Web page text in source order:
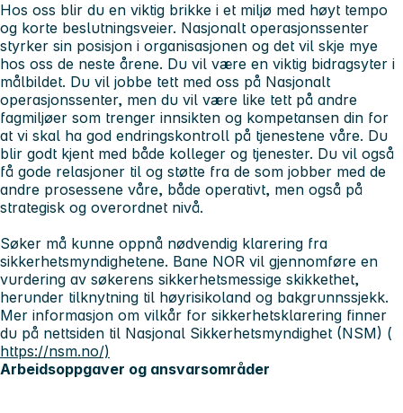
Hos oss blir du en viktig brikke i et miljø med høyt tempo
og korte beslutningsveier. Nasjonalt operasjonssenter
styrker sin posisjon i organisasjonen og det vil skje mye
hos oss de neste årene. Du vil være en viktig bidragsyter i
målbildet. Du vil jobbe tett med oss på Nasjonalt
operasjonssenter, men du vil være like tett på andre
fagmiljøer som trenger innsikten og kompetansen din for
at vi skal ha god endringskontroll på tjenestene våre. Du
blir godt kjent med både kolleger og tjenester. Du vil også
få gode relasjoner til og støtte fra de som jobber med de
andre prosessene våre, både operativt, men også på
strategisk og overordnet nivå.
Søker må kunne oppnå nødvendig klarering fra
sikkerhetsmyndighetene. Bane NOR vil gjennomføre en
vurdering av søkerens sikkerhetsmessige skikkethet,
herunder tilknytning til høyrisikoland og bakgrunnssjekk.
Mer informasjon om vilkår for sikkerhetsklarering finner
du på nettsiden til Nasjonal Sikkerhetsmyndighet (NSM) (
https://nsm.no/)
Arbeidsoppgaver og ansvarsområder